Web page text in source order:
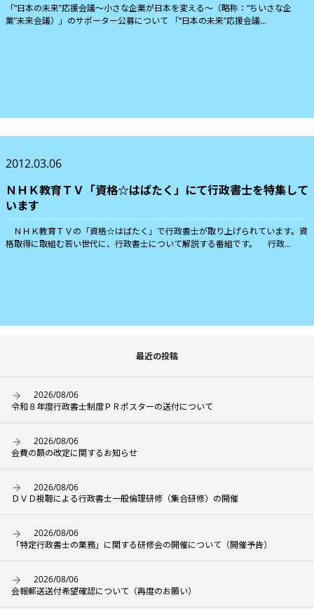
「“日本の未来”応援会議～小さな企業が日本を変える～（略称：“ちいさな企
業”未来会議）」のサポーター公募について 「“日本の未来”応援会議...
2012.03.06
ＮＨＫ教育ＴＶ「資格☆はばたく」にて行政書士を特集して
います
ＮＨＫ教育ＴＶの「資格☆はばたく」で行政書士が取り上げられています。資
格取得に取組む若い世代に、行政書士について解説する番組です。 行政...
最近の投稿
2026/08/06
令和８年度行政書士制度ＰＲポスターの送付について
2026/08/06
会費の額の改定に関するお知らせ
2026/08/06
ＤＶＤ視聴による行政書士一般倫理研修（集合研修）の開催
2026/08/06
「特定行政書士の業務」に関する研修会の開催について（開催予告）
2026/08/06
会報郵送送付希望確認について（再度のお願い）